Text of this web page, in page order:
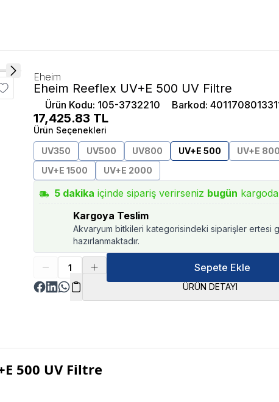
Eheim
Eheim Reeflex UV+E 500 UV Filtre
Ürün Kodu: 105-3732210 Barkod:
17,425.83 TL
Ürün Seçenekleri
UV350
UV500 UV800 UV+E 500
UV+E 800
UV+E 1500
UV+E 2000
5 dakika içinde sipariş verirseniz bugün
Kargoya Teslim
Akvaryum bitkileri kategorisindeki siparişler ertesi
hazırlanmaktadır.
Sepete Ekle
ÜRÜN DETAYI
500 UV Filtre